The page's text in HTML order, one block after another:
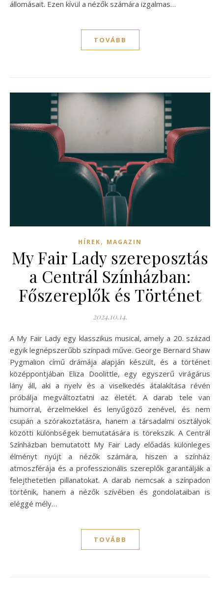
állomásait. Ezen kívül a nézők számára izgalmas…
TOVÁBB
HÍREK, MAGAZIN
My Fair Lady szereposztás
a Centrál Színházban:
Főszereplők és Történet
2024.10.14.
A My Fair Lady egy klasszikus musical, amely a 20. század
egyik legnépszerűbb színpadi műve. George Bernard Shaw
Pygmalion című drámája alapján készült, és a történet
középpontjában Eliza Doolittle, egy egyszerű virágárus
lány áll, aki a nyelv és a viselkedés átalakítása révén
próbálja megváltoztatni az életét. A darab tele van
humorral, érzelmekkel és lenyűgöző zenével, és nem
csupán a szórakoztatásra, hanem a társadalmi osztályok
közötti különbségek bemutatására is törekszik. A Centrál
Színházban bemutatott My Fair Lady előadás különleges
élményt nyújt a nézők számára, hiszen a színház
atmoszférája és a professzionális szereplők garantálják a
felejthetetlen pillanatokat. A darab nemcsak a színpadon
történik, hanem a nézők szívében és gondolataiban is
eléggé mély…
TOVÁBB